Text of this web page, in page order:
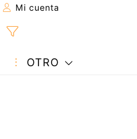
Mi cuenta
OTRO